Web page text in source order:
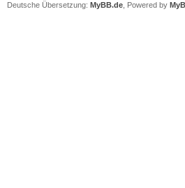
Deutsche Übersetzung: MyBB.de , Powered by